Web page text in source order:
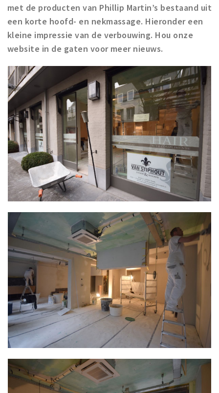
Musea, theaters & podia
Uitjes & activiteiten
Toeristische routes
Natuurgebieden
Baroniepoorten
Sport
Privacy
Inloggen
met de producten van Phillip Martin’s bestaand uit
een korte hoofd- en nekmassage. Hieronder een
kleine impressie van de verbouwing. Hou onze
website in de gaten voor meer nieuws.